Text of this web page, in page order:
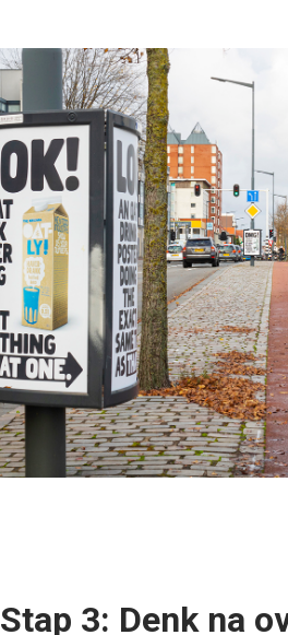
Stap 3: Denk na